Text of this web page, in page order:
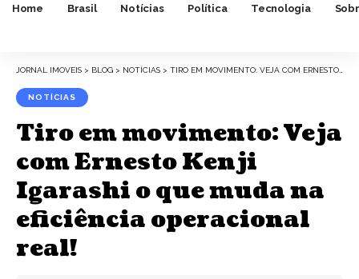
Home Brasil Notícias Política Tecnologia
JORNAL IMOVEIS > BLOG > NOTÍCIAS > TIRO EM MOVIMENTO: VEJA COM ERNESTO KENJI IGARASHI O QUE MUDA NA EFICIÊNCIA OPERACIONAL REAL!
NOTÍCIAS
Tiro em movimento: Veja
com Ernesto Kenji
Igarashi o que muda na
eficiência operacional
real!